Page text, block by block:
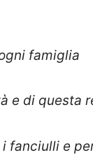
famiglia
e di questa
fanciulli e